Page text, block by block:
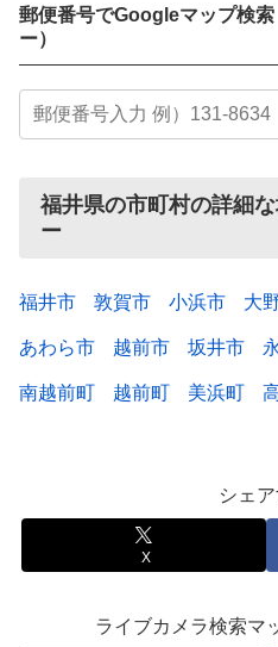
郵便番号でGoogleマップ検
ー）
福井県の市町村の詳細
ー
福井市 敦賀市 小浜市 大
あわら市 越前市 坂井市
南越前町 越前町 美浜町
シェ
X
ライブカメラ検索マ